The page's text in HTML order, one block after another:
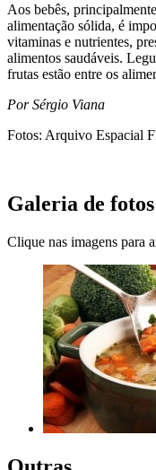
Aos bebês,
alimentação sólida, é
vitaminas e nutrientes,
alimentos saudáveis.
frutas estão entre os
Por Sérgio Viana
Fotos: Arquivo Espacial
Galeria de fotos
Clique nas imagens para